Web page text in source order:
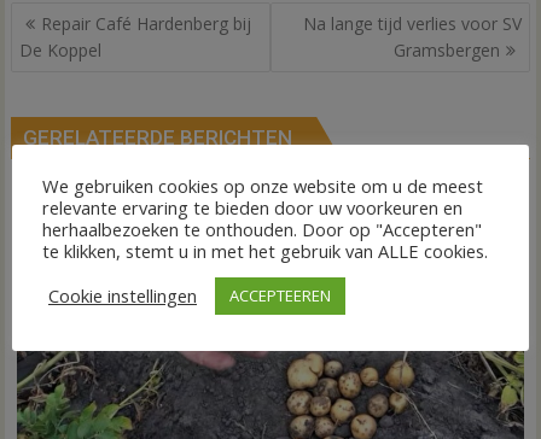
Bericht
navigatie
Repair Café Hardenberg bij
De Koppel
Na lange tijd verlies voor SV
Gramsbergen
GERELATEERDE BERICHTEN
We gebruiken cookies op onze website om u de meest
relevante ervaring te bieden door uw voorkeuren en
herhaalbezoeken te onthouden. Door op "Accepteren"
te klikken, stemt u in met het gebruik van ALLE cookies.
Cookie instellingen
ACCEPTEEREN